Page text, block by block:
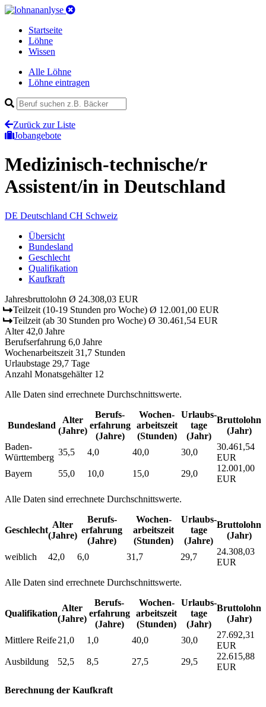
Startseite
Löhne
Wissen
Alle Löhne
Löhne eintragen
Zurück zur Liste
Jobangebote
Medizinisch-technische/r
Assistent/in in Deutschland
DE Deutschland CH Schweiz
Übersicht
Bundesland
Geschlecht
Qualifikation
Kaufkraft
Jahresbruttolohn Ø 24.308,03 EUR
Teilzeit (10-19 Stunden pro Woche) Ø 12.001,00 EUR
Teilzeit (ab 30 Stunden pro Woche) Ø 30.461,54 EUR
Alter 42,0 Jahre
Berufserfahrung 6,0 Jahre
Wochenarbeitszeit 31,7 Stunden
Urlaubstage 29,7 Tage
Anzahl Monatsgehälter 12
Alle Daten sind errechnete Durchschnittswerte.
Bundesland
Alter
(Jahre)
Berufs­
erfahrung
(Jahre)
Wochen­
arbeitszeit
(Stunden)
Urlaubs­
tage
(Jahr)
Bruttolohn
(Jahr)
Baden-
Württemberg
35,5 4,0 40,0 30,0
30.461,54
EUR
Bayern
55,0 10,0 15,0 29,0
12.001,00
EUR
Alle Daten sind errechnete Durchschnittswerte.
Geschlecht
Alter
(Jahre)
Berufs­
erfahrung
(Jahre)
Wochen­
arbeitszeit
(Stunden)
Urlaubs­
tage
(Jahre)
Bruttolohn
(Jahr)
weiblich 42,0 6,0 31,7 29,7
24.308,03
EUR
Alle Daten sind errechnete Durchschnittswerte.
Qualifikation
Alter
(Jahre)
Berufs­
erfahrung
(Jahre)
Wochen­
arbeitszeit
(Stunden)
Urlaubs­
tage
(Jahr)
Bruttolohn
(Jahr)
Mittlere Reife21,0 1,0 40,0 30,0
27.692,31
EUR
Ausbildung
52,5 8,5 27,5 29,5
22.615,88
EUR
Berechnung der Kaufkraft